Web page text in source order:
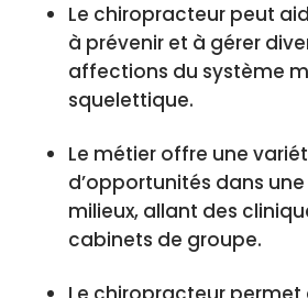
Le chiropracteur peut
à prévenir et à gérer
affections du système
squelettique.
Le métier offre une
d’opportunités dans
milieux, allant des
cabinets de groupe.